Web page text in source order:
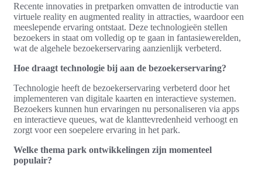
Recente innovaties in pretparken omvatten de introductie van
virtuele reality en augmented reality in attracties, waardoor een
meeslepende ervaring ontstaat. Deze technologieën stellen
bezoekers in staat om volledig op te gaan in fantasiewerelden,
wat de algehele bezoekerservaring aanzienlijk verbeterd.
Hoe draagt technologie bij aan de bezoekerservaring?
Technologie heeft de bezoekerservaring verbeterd door het
implementeren van digitale kaarten en interactieve systemen.
Bezoekers kunnen hun ervaringen nu personaliseren via apps
en interactieve queues, wat de klanttevredenheid verhoogt en
zorgt voor een soepelere ervaring in het park.
Welke thema park ontwikkelingen zijn momenteel
populair?